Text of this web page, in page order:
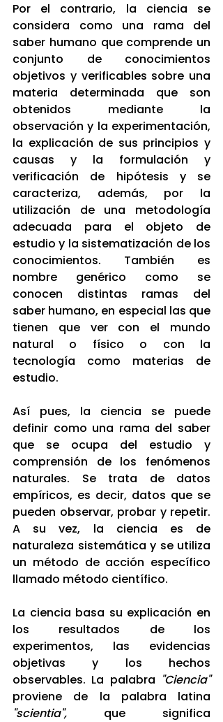
Por el contrario, la ciencia se
considera como una rama del
saber humano que comprende un
conjunto de conocimientos
objetivos y verificables sobre una
materia determinada que son
obtenidos mediante la
observación y la experimentación,
la explicación de sus principios y
causas y la formulación y
verificación de hipótesis y se
caracteriza, además, por la
utilización de una metodología
adecuada para el objeto de
estudio y la sistematización de los
conocimientos. También es
nombre genérico como se
conocen distintas ramas del
saber humano, en especial las que
tienen que ver con el mundo
natural o físico o con la
tecnología como materias de
estudio.
Así pues, la ciencia se puede
definir como una rama del saber
que se ocupa del estudio y
comprensión de los fenómenos
naturales. Se trata de datos
empíricos, es decir, datos que se
pueden observar, probar y repetir.
A su vez, la ciencia es de
naturaleza sistemática y se utiliza
un método de acción específico
llamado método científico.
La ciencia basa su explicación en
los resultados de los
experimentos, las evidencias
objetivas y los hechos
observables. La palabra "Ciencia"
"scientia",